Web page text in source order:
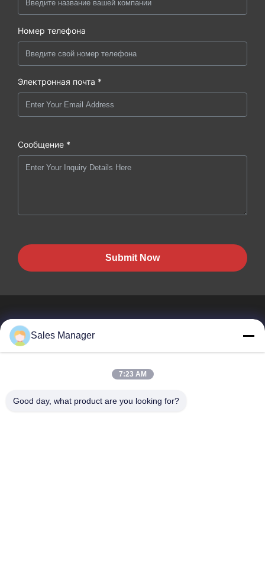
Номер телефона
Электронная почта *
Сообщение *
Submit Now
Вы не только покупаете сталь, Вы но и покупаете любовь,
Быстрые Ссылки
Sales Manager
7:23 AM
Good day, what product are you looking for?